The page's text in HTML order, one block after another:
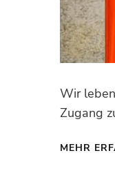
Wir
Zugang
MEHR